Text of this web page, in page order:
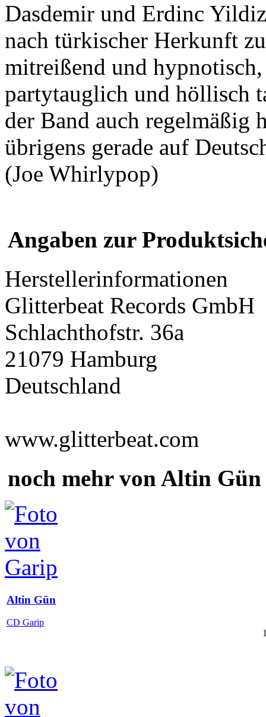
Dasdemir und Erdinc
nach türkischer Herkunft
mitreißend und
partytauglich und höllisch
der Band auch regelmäßig
übrigens gerade auf
(Joe Whirlypop)
Angaben zur
Herstellerinformationen
Glitterbeat Records GmbH
Schlachthofstr. 36a
21079 Hamburg
Deutschland
www.glitterbeat.com
noch mehr von Altin Gün
Altin Gün
CD Garip